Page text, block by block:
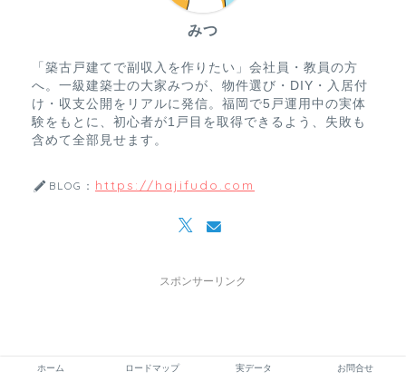
みつ
「築古戸建てで副収入を作りたい」会社員・教員の方
へ。一級建築士の大家みつが、物件選び・DIY・入居付
け・収支公開をリアルに発信。福岡で5戸運用中の実体
験をもとに、初心者が1戸目を取得できるよう、失敗も
含めて全部見せます。
BLOG： https://hajifudo.com
スポンサーリンク
ホーム ロードマップ 実データ お問合せ